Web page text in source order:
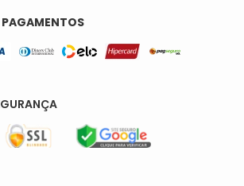
PAGAMENTOS